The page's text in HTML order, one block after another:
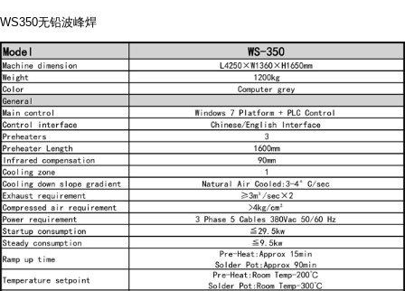
WS350无铅波峰焊